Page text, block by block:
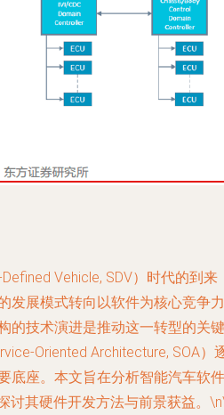
Vehicle, SDV）时代的到来
发展模式转向以软件为核心竞争力
的技术演进是推动这一转型的关键
Oriented Architecture, SOA）
底座。本文旨在分析智能汽车软件
讨其硬件开发方法与前景获益。